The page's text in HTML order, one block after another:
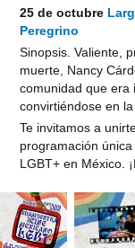
25 de octubre
Peregrino
Sinopsis. Valiente,
muerte, Nancy
comunidad que era
convirtiéndose en
Te invitamos a
programación
LGBT+ en México.